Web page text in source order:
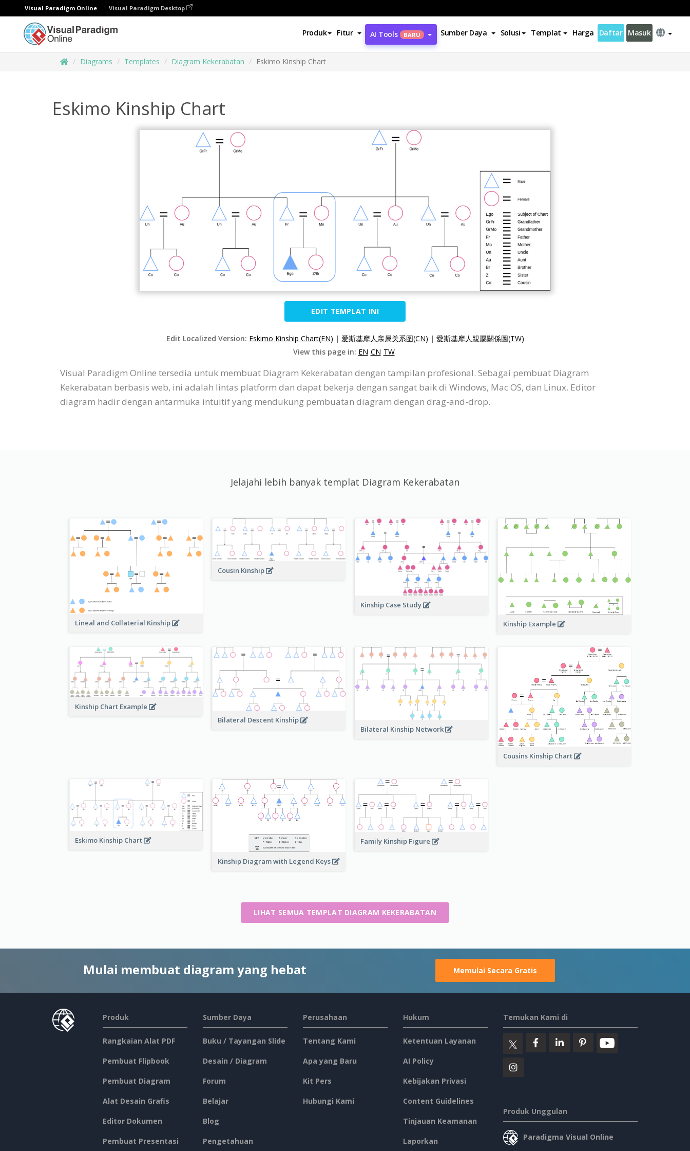
Visual Paradigm Online Visual Paradigm Desktop
Produk Fitur AI Tools BARU Sumber Daya Solusi Templat Harga Daftar Masuk
Diagrams Templates Diagram Kekerabatan Eskimo Kinship Chart
Eskimo Kinship Chart
EDIT TEMPLAT INI
Edit Localized Version: Eskimo Kinship Chart(EN) | 爱斯基摩人亲属关系图(CN) | 愛斯基摩人親屬關係圖(TW)
View this page in: EN CN TW
Visual Paradigm Online tersedia untuk membuat Diagram Kekerabatan dengan tampilan profesional. Sebagai pembuat Diagram
Kekerabatan berbasis web, ini adalah lintas platform dan dapat bekerja dengan sangat baik di Windows, Mac OS, dan Linux. Editor
diagram hadir dengan antarmuka intuitif yang mendukung pembuatan diagram dengan drag-and-drop.
Jelajahi lebih banyak templat Diagram Kekerabatan
Lineal and Collaterial Kinship
Cousin Kinship
Kinship Case Study
Kinship Example
Kinship Chart Example
Bilateral Descent Kinship
Bilateral Kinship Network
Cousins Kinship Chart
Eskimo Kinship Chart
Kinship Diagram with Legend Keys
Family Kinship Figure
LIHAT SEMUA TEMPLAT DIAGRAM KEKERABATAN
Mulai membuat diagram yang hebat Memulai Secara Gratis
Produk
Rangkaian Alat PDF
Pembuat Flipbook
Pembuat Diagram
Alat Desain Grafis
Editor Dokumen
Pembuat Presentasi
Sumber Daya
Buku / Tayangan Slide
Desain / Diagram
Forum
Belajar
Blog
Pengetahuan
Perusahaan
Tentang Kami
Apa yang Baru
Kit Pers
Hubungi Kami
Hukum
Ketentuan Layanan
AI Policy
Kebijakan Privasi
Content Guidelines
Tinjauan Keamanan
Laporkan
Temukan Kami di
Produk Unggulan
Paradigma Visual Online